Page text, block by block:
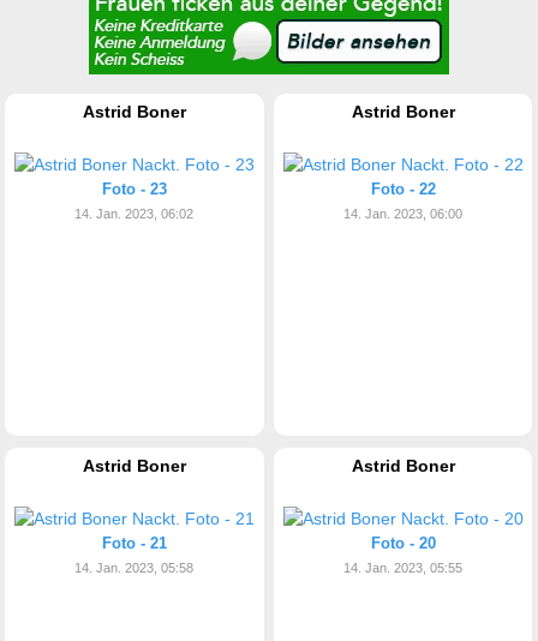
Astrid Boner
Foto - 23
14. Jan. 2023, 06:02
Astrid Boner
Foto - 22
14. Jan. 2023, 06:00
Astrid Boner
Foto - 21
14. Jan. 2023, 05:58
Astrid Boner
Foto - 20
14. Jan. 2023, 05:55